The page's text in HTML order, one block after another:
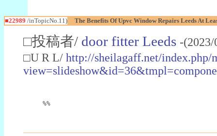
■22989 /inTopicNo.11) The Benefits Of Upvc Window Repairs Leeds At
□投稿者/ door fitter Leeds -
□U R L/ http://sheilagaff.net/index.php/
%%